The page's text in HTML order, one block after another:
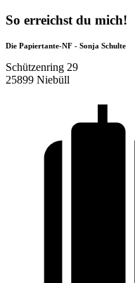
So erreichst du mich!
Die Papiertante-NF - Sonja Schulte
Schützenring 29
25899 Niebüll